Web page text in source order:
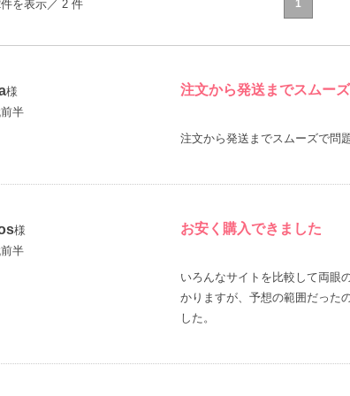
を表示／ 2 件 1
様
半
注文から発送までスムーズ
注文から発送までスムーズで問
様
半
お安く購入できました
いろんなサイトを比較して両眼
かりますが、予想の範囲だった
した。